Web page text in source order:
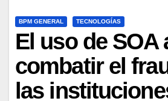
BPM GENERAL TECNOLOGÍAS
El uso de SOA
combatir el
las